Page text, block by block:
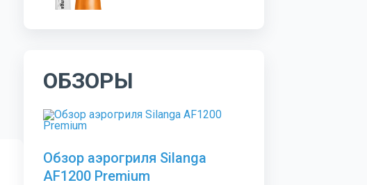
ОБЗОРЫ
Обзор аэрогриля Silanga
AF1200 Premium